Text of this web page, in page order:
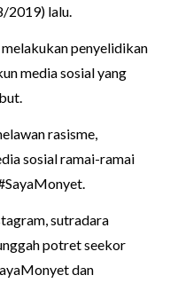
2019) lalu.
penyelidikan
media sosial yang
rasisme,
sosial ramai-ramai
sutradara
potret seekor
dan